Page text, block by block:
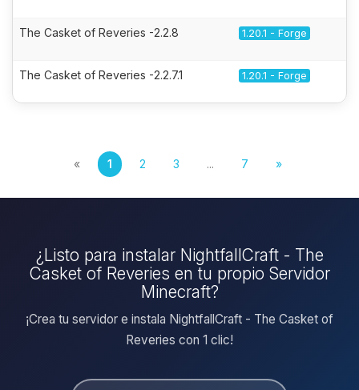
The Casket of Reveries -2.2.8 1.20.1 - Forge
The Casket of Reveries -2.2.7.1 1.20.1 - Forge
« 1 2 3 ... 7 »
¿Listo para instalar NightfallCraft - The
Casket of Reveries en tu propio Servidor
Minecraft?
¡Crea tu servidor e instala NightfallCraft - The Casket of
Reveries con 1 clic!